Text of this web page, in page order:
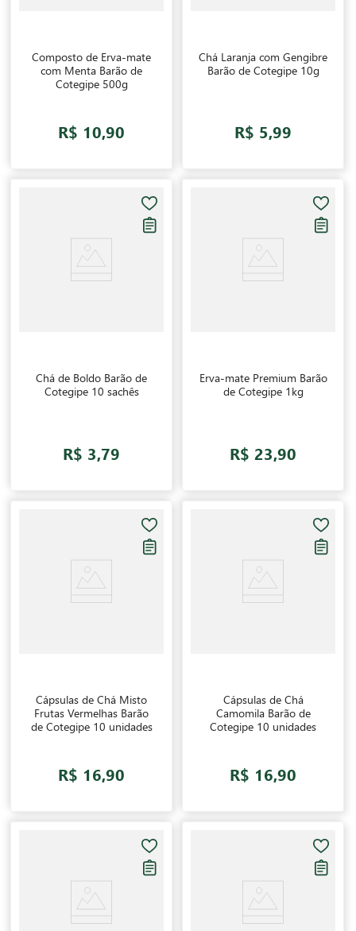
Composto de Erva-mate
com Menta Barão de
Cotegipe 500g
R$ 10,90
Chá Laranja com Gengibre
Barão de Cotegipe 10g
R$ 5,99
Chá de Boldo Barão de
Cotegipe 10 sachês
R$ 3,79
Erva-mate Premium Barão
de Cotegipe 1kg
R$ 23,90
Cápsulas de Chá Misto
Frutas Vermelhas Barão
de Cotegipe 10 unidades
R$ 16,90
Cápsulas de Chá
Camomila Barão de
Cotegipe 10 unidades
R$ 16,90